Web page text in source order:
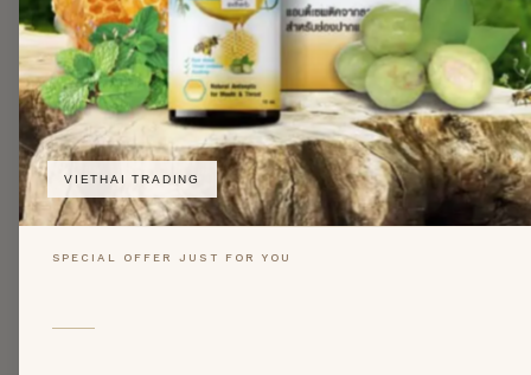
VIETHAI TRADING
SPECIAL OFFER JUST FOR YOU